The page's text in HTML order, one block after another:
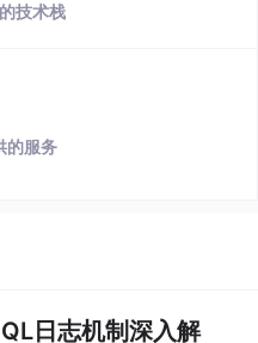
技术栈
的服务
日志机制深入解